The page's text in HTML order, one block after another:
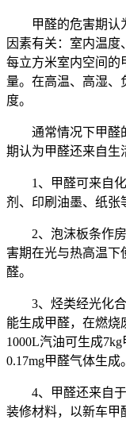
甲醛的危害期认为
因素有关：室内温
每立方米室内空间的
量。在高温、高湿、
度。
通常情况下甲醛的
期认为甲醛还来自生
1、甲醛可来自化
剂、印刷油墨、纸张
2、泡沫板条作房
害期在光与热高温下
醛。
3、烃类经光化合
能生成甲醛，在燃烧
1000L汽油可生成
0.17mg甲醛气体生成。
4、甲醛还来自于
装修材料，以新车甲